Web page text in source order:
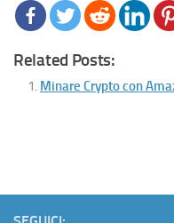
Related Posts:
Minare Crypto con